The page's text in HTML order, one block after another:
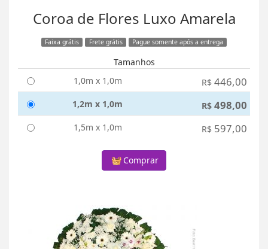
Coroa de Flores Luxo Amarela
Faixa grátis Frete grátis Pague somente após a entrega
Tamanhos
1,0m x 1,0m
R$ 446,00
1,2m x 1,0m R$ 498,00
1,5m x 1,0m R$ 597,00
Comprar